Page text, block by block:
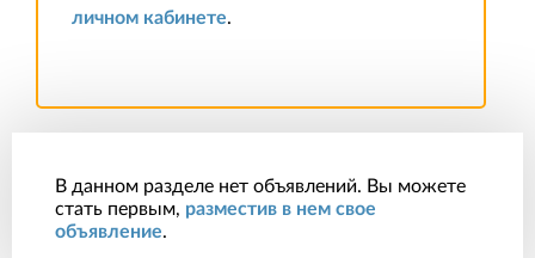
личном кабинете.
В данном разделе нет объявлений. Вы можете
стать первым, разместив в нем свое
объявление.